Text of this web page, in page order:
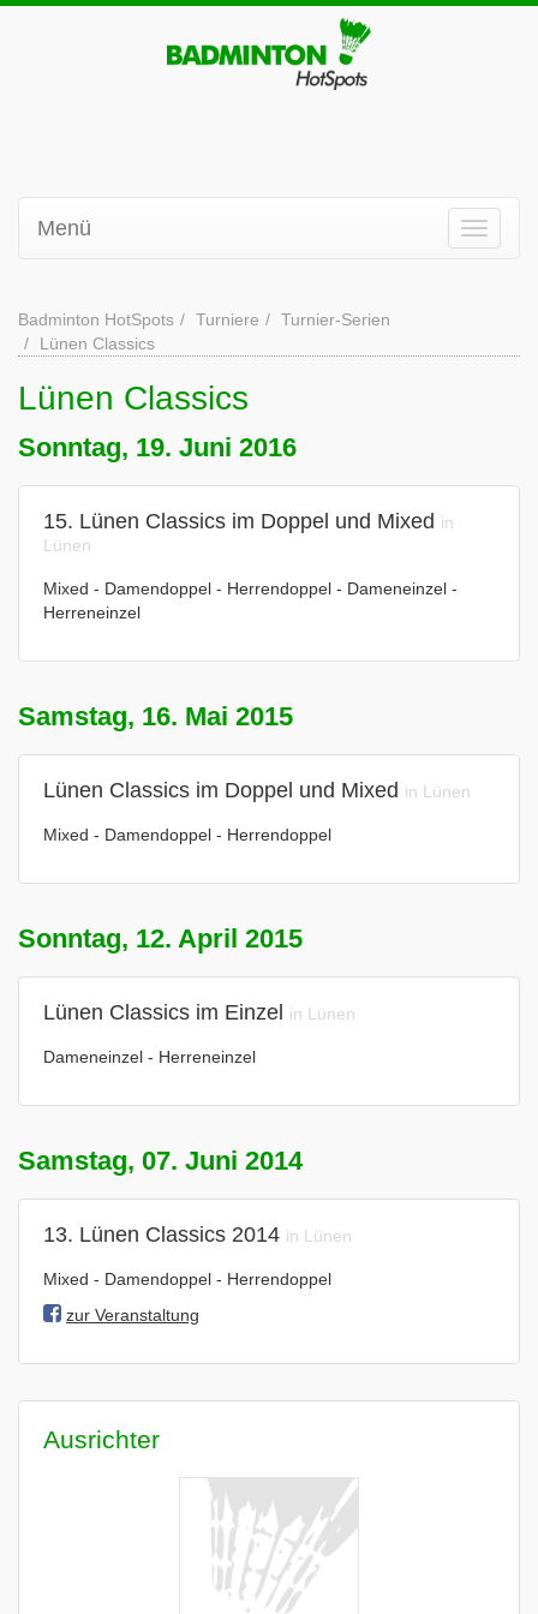
Menü
Badminton HotSpots Turniere
Turnier-Serien
Lünen Classics
Lünen Classics
Sonntag, 19. Juni 2016
15. Lünen Classics im Doppel und Mixed in
Lünen
Mixed - Damendoppel - Herrendoppel - Dameneinzel -
Herreneinzel
Samstag, 16. Mai 2015
Lünen Classics im Doppel und Mixed in Lünen
Mixed - Damendoppel - Herrendoppel
Sonntag, 12. April 2015
Lünen Classics im Einzel in Lünen
Dameneinzel - Herreneinzel
Samstag, 07. Juni 2014
13. Lünen Classics 2014 in Lünen
Mixed - Damendoppel - Herrendoppel
zur Veranstaltung
Ausrichter